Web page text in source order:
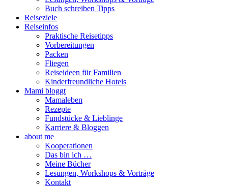
Buch schreiben Tipps
Reiseziele
Reiseinfos
Praktische Reisetipps
Vorbereitungen
Packen
Fliegen
Reiseideen für Familien
Kinderfreundliche Hotels
Mami bloggt
Mamaleben
Rezepte
Fundstücke & Lieblinge
Karriere & Bloggen
about me
Kooperationen
Das bin ich …
Meine Bücher
Lesungen, Workshops & Vorträge
Kontakt